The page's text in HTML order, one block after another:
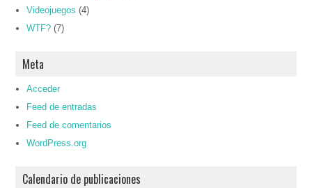
Videojuegos (4)
WTF? (7)
Meta
Acceder
Feed de entradas
Feed de comentarios
WordPress.org
Calendario de publicaciones